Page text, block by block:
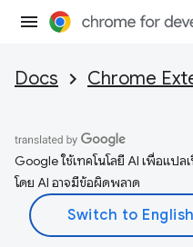
Docs Chrome
Google ใช้เทคโนโลยี AI เพื่อแป
โดย AI อาจมีข้อผิดพลาด